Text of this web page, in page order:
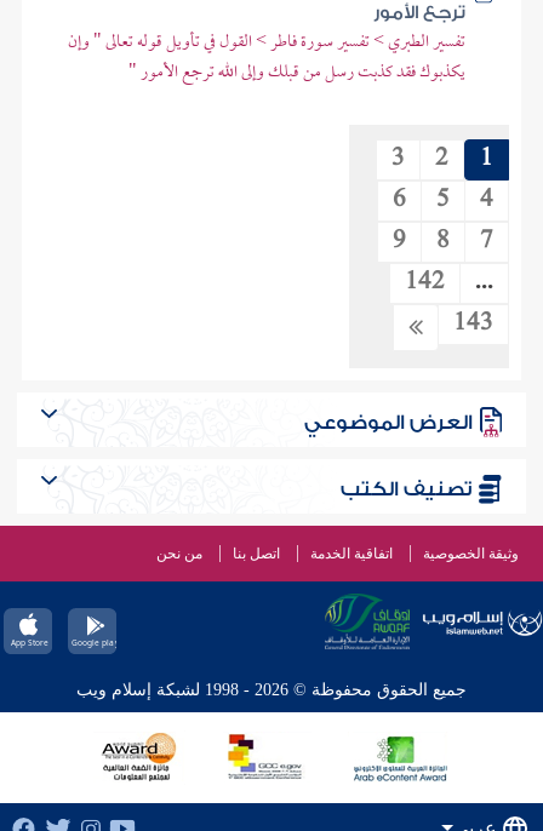
ترجع الأمور
تفسير الطبري > تفسير سورة فاطر > القول في تأويل قوله تعالى " وإن
يكذبوك فقد كذبت رسل من قبلك وإلى الله ترجع الأمور "
1
2
3
4
5
6
7
8
9
...
142
143
العرض الموضوعي
تصنيف الكتب
وثيقة الخصوصية اتفاقية الخدمة اتصل بنا من نحن
جميع الحقوق محفوظة © 2026 - 1998 لشبكة إسلام ويب